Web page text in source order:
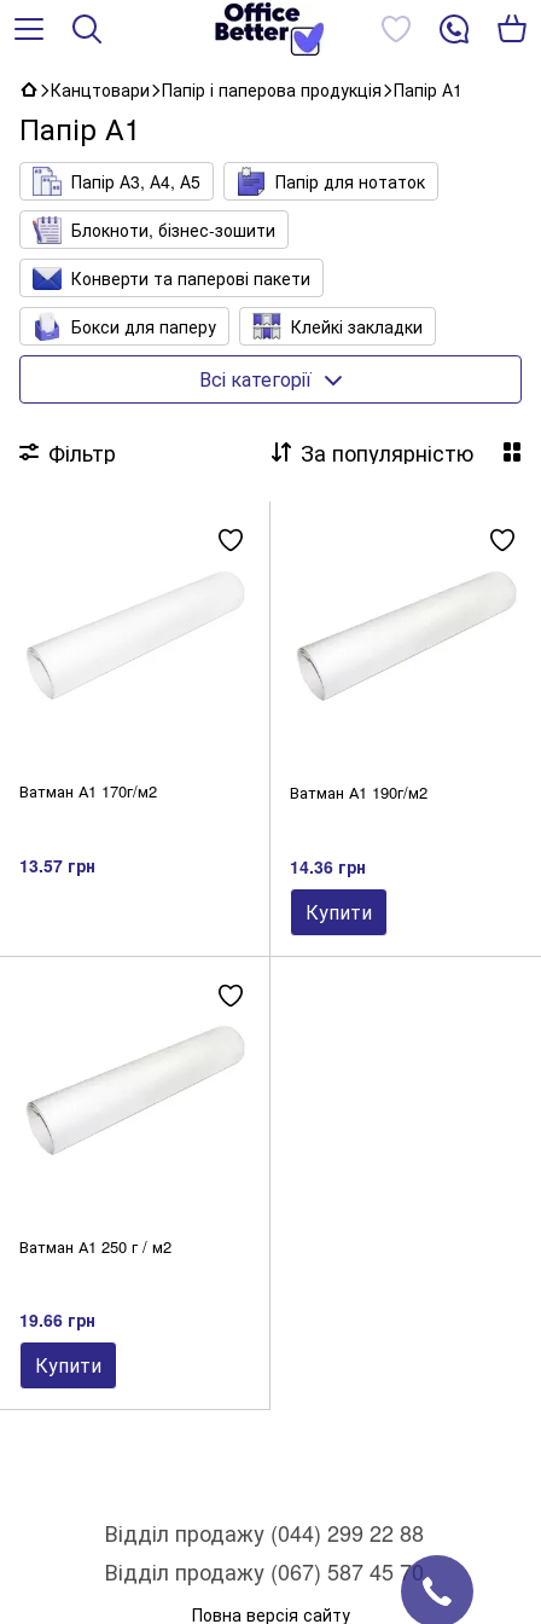
Канцтовари Папір і паперова продукція Папір А1
Папір А1
Папір А3, А4, А5
Папір для нотаток
Блокноти, бізнес-зошити
Конверти та паперові пакети
Бокси для паперу
Клейкі закладки
Книги обліку, канцелярські книги
Папір для факс- і касових апаратів
Цінники
Щоденники, тижневики, планінги
Бланкова продукція
Паперові закладки
Всі категорії
Фільтр За популярністю
Ватман А1 170г/м2
13.57 грн
Ватман А1 190г/м2
14.36 грн
Купити
Ватман А1 250 г / м2
19.66 грн
Купити
Відділ продажу (044) 299 22 88
Відділ продажу (067) 587 45 70
Повна версія сайту